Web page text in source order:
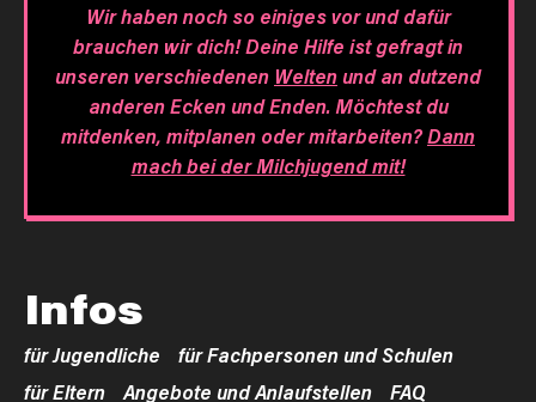
Wir haben noch so einiges vor und dafür
brauchen wir dich! Deine Hilfe ist gefragt in
unseren verschiedenen Weltenund an dutzend
anderen Ecken und Enden. Möchtest du
mitdenken, mitplanen oder mitarbeiten?Dann
mach bei der Milchjugend mit!
Infos
für Jugendliche
für Fachpersonen und Schulen
für Eltern
Angebote und Anlaufstellen
FAQ